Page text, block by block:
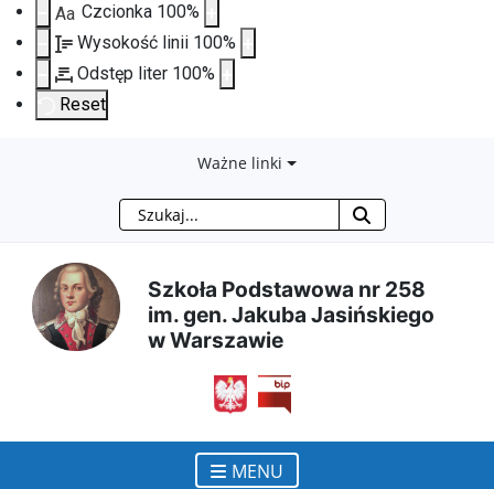
Aa Czcionka 100%
Wysokość linii 100%
Odstęp liter 100%
Reset
treści
głównej
menu
nawigacyjnego
wyszukiwarki
mapy
strony
Ważne linki
Szukaj
Szkoła Podstawowa nr 258
im. gen. Jakuba Jasińskiego
w Warszawie
otwiera się w nowym
MENU